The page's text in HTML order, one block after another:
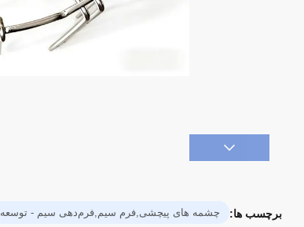
برچسب ها: چشمه های پیچشی,فرم سیم,فرم‌دهی سیم - توسعه